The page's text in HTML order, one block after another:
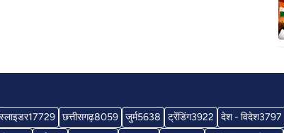
स्लाइडर17729 छत्तीसगढ़8059 जुर्म5638 ट्रेंडिंग3922 देश - विदेश3797